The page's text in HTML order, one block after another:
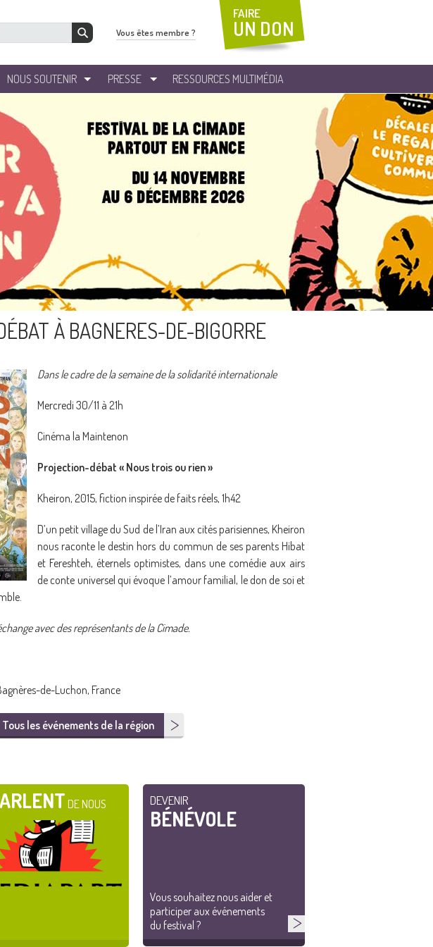
NOUS SOUTENIR PRESSE RESSOURCES MULTIMÉDIA
Vous êtes membre ?
FAIRE
UN DON
À BAGNERES-DE-BIGORRE
Dans le cadre de la semaine de la solidarité internationale
Mercredi 30/11 à 21h
Cinéma la Maintenon
Projection-débat « Nous trois ou rien »
Kheiron, 2015, fiction inspirée de faits réels, 1h42
D’un petit village du Sud de l’Iran aux cités parisiennes, Kheiron
nous raconte le destin hors du commun de ses parents Hibat
et Fereshteh, éternels optimistes, dans une comédie aux airs
de conte universel qui évoque l’amour familial, le don de soi et
avec des représentants de la Cimade.
de-Luchon, France
Tous les événements de la région
DE NOUS DEVENIR
BÉNÉVOLE
Vous souhaitez nous aider et
participer aux événements
du festival ?